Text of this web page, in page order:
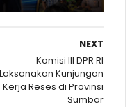
NEXT
Komisi III DPR RI
Laksanakan Kunjungan
Kerja Reses di Provinsi
Sumbar